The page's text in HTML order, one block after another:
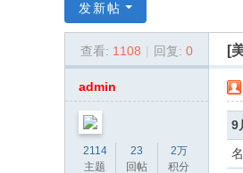
虹
发新帖
查看: 1108 | 回复: 0 [
admin
2114
主题
23
回帖
2万
积分
9